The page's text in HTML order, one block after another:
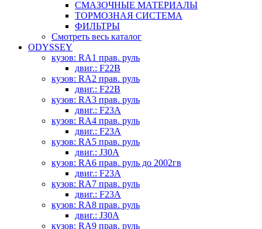
СМАЗОЧНЫЕ МАТЕРИАЛЫ
ТОРМОЗНАЯ СИСТЕМА
ФИЛЬТРЫ
Смотреть весь каталог
ODYSSEY
кузов: RA1 прав. руль
двиг.: F22B
кузов: RA2 прав. руль
двиг.: F22B
кузов: RA3 прав. руль
двиг.: F23A
кузов: RA4 прав. руль
двиг.: F23A
кузов: RA5 прав. руль
двиг.: J30A
кузов: RA6 прав. руль до 2002гв
двиг.: F23A
кузов: RA7 прав. руль
двиг.: F23A
кузов: RA8 прав. руль
двиг.: J30A
кузов: RA9 прав. руль